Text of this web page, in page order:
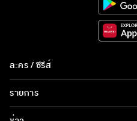
ละคร / ซีรีส์
ละคร/ซีรีส์
ซีรีส์นานาชาติ
รายการ
รายการทั้งหมด